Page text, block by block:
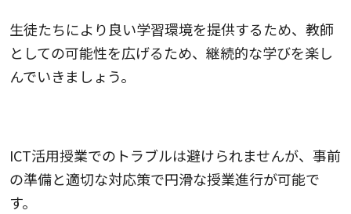
生徒たちにより良い学習環境を提供するため、教師
としての可能性を広げるため、継続的な学びを楽し
んでいきましょう。
ICT活用授業でのトラブルは避けられませんが、事前
の準備と適切な対応策で円滑な授業進行が可能で
す。